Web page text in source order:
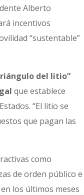
Alberto
incentivos
“sustentable”
del litio”
que establece
“El litio se
que pagan las
como
de orden público e
los últimos meses